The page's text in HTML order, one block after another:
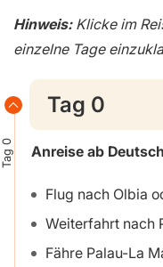
Hinweis: Klicke im
einzelne Tage
Tag 0
Tag 0
Anreise ab
Flug nach Olbia
Weiterfahrt nach
Fähre Palau-La